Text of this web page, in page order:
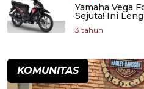
Yamaha Vega
Sejuta! Ini
3 tahun
KOMUNITAS